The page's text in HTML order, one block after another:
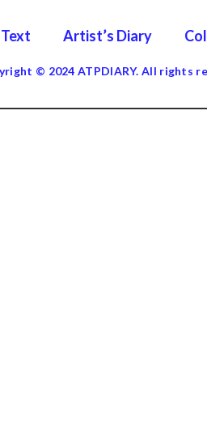
Artist’s Diary
© 2024 ATPDIARY. All rights